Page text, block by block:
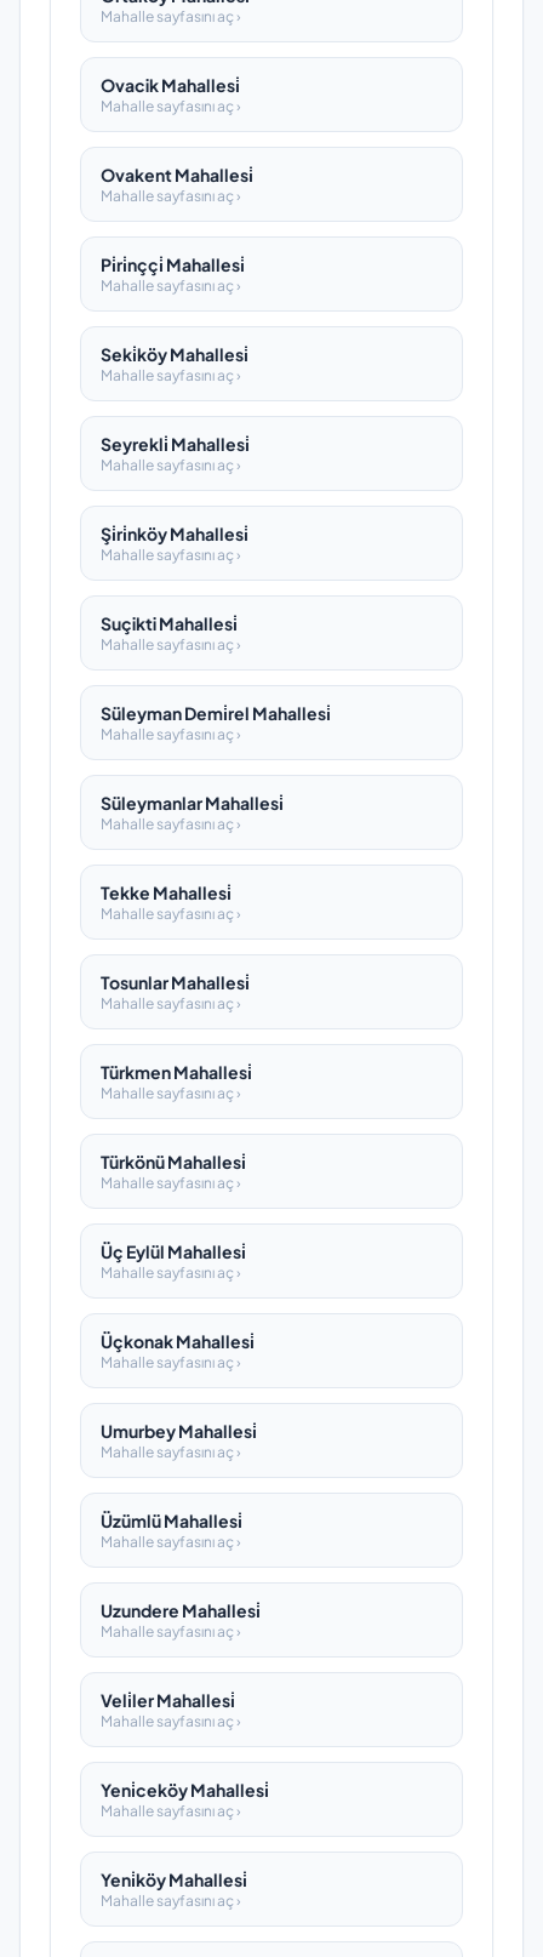
Mahalle sayfasını aç ›
Ovacik Mahallesi̇
Mahalle sayfasını aç ›
Ovakent Mahallesi̇
Mahalle sayfasını aç ›
Pi̇ri̇nççi̇ Mahallesi̇
Mahalle sayfasını aç ›
Seki̇köy Mahallesi̇
Mahalle sayfasını aç ›
Seyrekli̇ Mahallesi̇
Mahalle sayfasını aç ›
Şi̇ri̇nköy Mahallesi̇
Mahalle sayfasını aç ›
Suçikti Mahallesi̇
Mahalle sayfasını aç ›
Süleyman Demi̇rel Mahallesi̇
Mahalle sayfasını aç ›
Süleymanlar Mahallesi̇
Mahalle sayfasını aç ›
Tekke Mahallesi̇
Mahalle sayfasını aç ›
Tosunlar Mahallesi̇
Mahalle sayfasını aç ›
Türkmen Mahallesi̇
Mahalle sayfasını aç ›
Türkönü Mahallesi̇
Mahalle sayfasını aç ›
Üç Eylül Mahallesi̇
Mahalle sayfasını aç ›
Üçkonak Mahallesi̇
Mahalle sayfasını aç ›
Umurbey Mahallesi̇
Mahalle sayfasını aç ›
Üzümlü Mahallesi̇
Mahalle sayfasını aç ›
Uzundere Mahallesi̇
Mahalle sayfasını aç ›
Veli̇ler Mahallesi̇
Mahalle sayfasını aç ›
Yeni̇ceköy Mahallesi̇
Mahalle sayfasını aç ›
Yeni̇köy Mahallesi̇
Mahalle sayfasını aç ›